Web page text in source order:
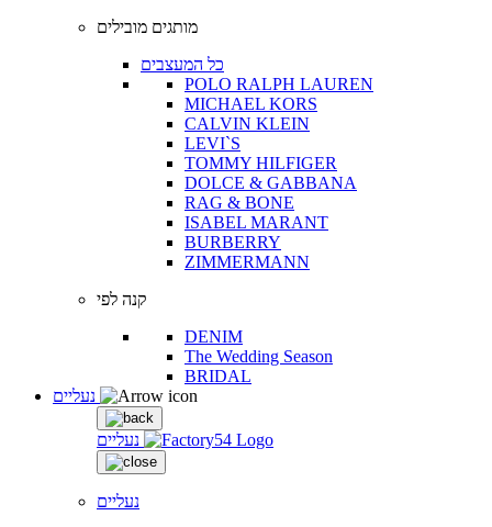
מותגים מובילים
כל המעצבים
POLO RALPH LAUREN
MICHAEL KORS
CALVIN KLEIN
LEVI`S
TOMMY HILFIGER
DOLCE & GABBANA
RAG & BONE
ISABEL MARANT
BURBERRY
ZIMMERMANN
קנה לפי
DENIM
The Wedding Season
BRIDAL
נעליים
נעליים